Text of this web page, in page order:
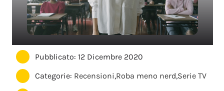
Pubblicato: 12 Dicembre 2020
Categorie: Recensioni,Roba meno nerd,Serie TV